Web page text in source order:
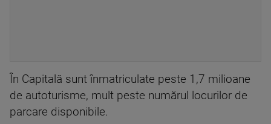
În Capitală sunt înmatriculate peste 1,7 milioane
de autoturisme, mult peste numărul locurilor de
parcare disponibile.